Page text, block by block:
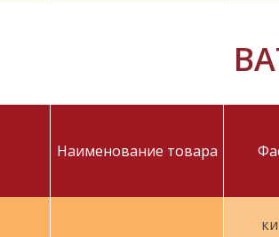
Наименование товара